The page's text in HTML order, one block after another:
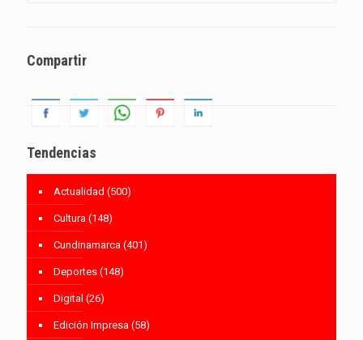
Compartir
Tendencias
Actualidad (500)
Cultura (148)
Cundinamarca (401)
Deportes (148)
Digital (26)
Edición Impresa (58)